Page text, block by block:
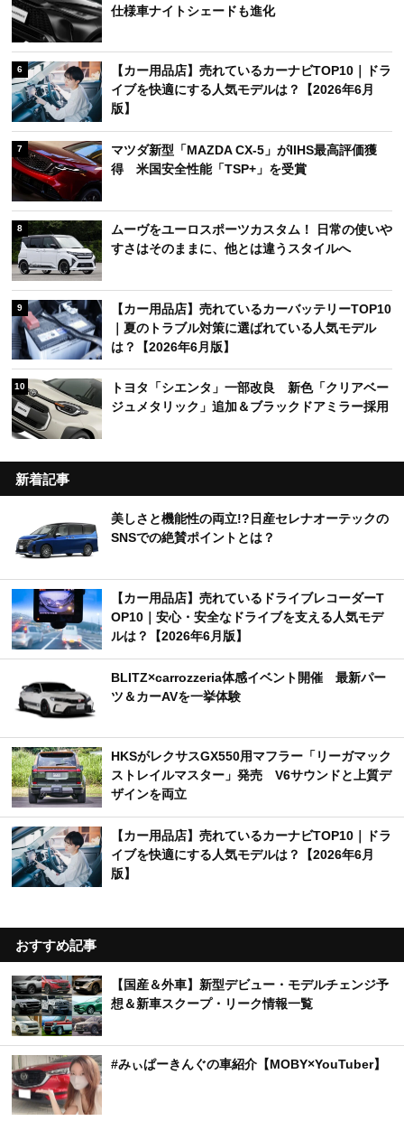
仕様車ナイトシェードも進化
6
【カー用品店】売れているカーナビTOP10｜ドラ
イブを快適にする人気モデルは？【2026年6月
版】
7
マツダ新型「MAZDA CX-5」がIIHS最高評価獲
得 米国安全性能「TSP+」を受賞
8
ムーヴをユーロスポーツカスタム！ 日常の使いや
すさはそのままに、他とは違うスタイルへ
9
【カー用品店】売れているカーバッテリーTOP10
｜夏のトラブル対策に選ばれている人気モデル
は？【2026年6月版】
10
トヨタ「シエンタ」一部改良 新色「クリアベー
ジュメタリック」追加＆ブラックドアミラー採用
新着記事
美しさと機能性の両立!?日産セレナオーテックの
SNSでの絶賛ポイントとは？
【カー用品店】売れているドライブレコーダーT
OP10｜安心・安全なドライブを支える人気モデ
ルは？【2026年6月版】
BLITZ×carrozzeria体感イベント開催 最新パー
ツ＆カーAVを一挙体験
HKSがレクサスGX550用マフラー「リーガマック
ストレイルマスター」発売 V6サウンドと上質デ
ザインを両立
【カー用品店】売れているカーナビTOP10｜ドラ
イブを快適にする人気モデルは？【2026年6月
版】
おすすめ記事
【国産＆外車】新型デビュー・モデルチェンジ予
想＆新車スクープ・リーク情報一覧
#みぃぱーきんぐの車紹介【MOBY×YouTuber】